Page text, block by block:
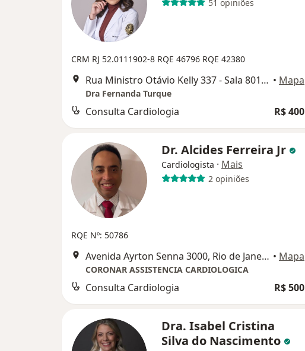
51 opiniões
CRM RJ 52.0111902-8 RQE 46796 RQE 42380
Rua Ministro Otávio Kelly 337 - Sala 801, Niterói • Mapa
Dra Fernanda Turque
Consulta Cardiologia R$ 400
Dr. Alcides Ferreira Jr
Cardiologista · Mais
2 opiniões
RQE Nº: 50786
Avenida Ayrton Senna 3000, Rio de Janeiro • Mapa
CORONAR ASSISTENCIA CARDIOLOGICA
Consulta Cardiologia R$ 500
Dra. Isabel Cristina
Silva do Nascimento